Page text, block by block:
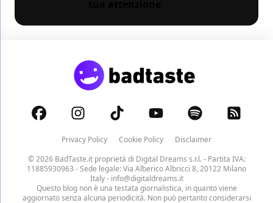
Privacy Policy Cookie Policy
Disclaimer
© 2026 BadTaste.it proprietà di Digital Dreams s.r.l.- Partita IVA:
11885930963 - Sede legale: Via Alberico Albricci 8, 20122 Milano
Italy - info@digitaldreams.it
Questo blog non è una testata giornalistica, in quanto viene
aggiornato senza alcuna periodicità. Non può pertanto considerarsi